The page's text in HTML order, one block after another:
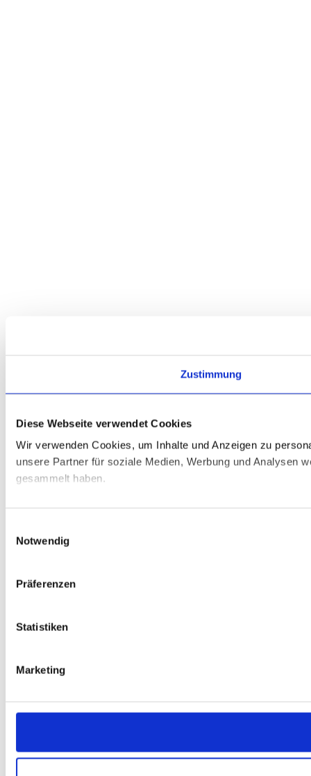
Zustimmung
Diese Webseite verwendet Cookies
Wir verwenden Cookies, um Inhalte und Anzeigen zu
unsere Partner für soziale Medien, Werbung und Analysen
gesammelt haben.
Notwendig
Präferenzen
Statistiken
Marketing